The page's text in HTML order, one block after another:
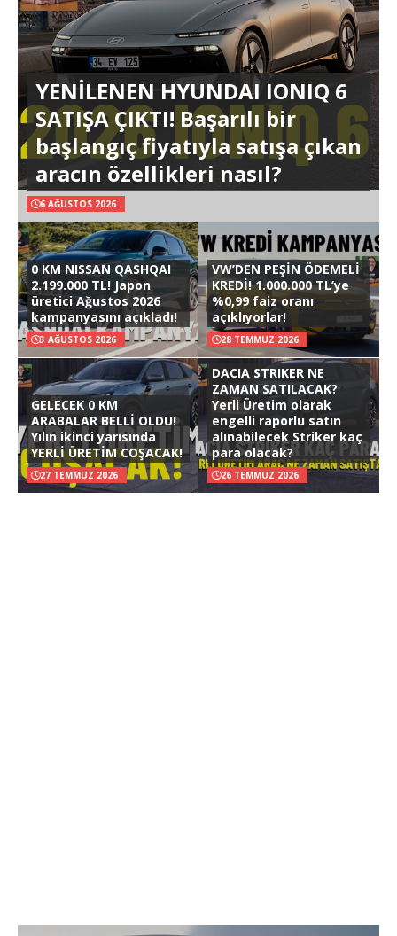
YENİLENEN HYUNDAI IONIQ 6
SATIŞA ÇIKTI! Başarılı bir
başlangıç fiyatıyla satışa çıkan
aracın özellikleri nasıl?
6 AĞUSTOS 2026
0 KM NISSAN QASHQAI
2.199.000 TL! Japon
üretici Ağustos 2026
kampanyasını açıkladı!
3 AĞUSTOS 2026
VW’DEN PEŞİN ÖDEMELİ
KREDİ! 1.000.000 TL’ye
%0,99 faiz oranı
açıklıyorlar!
28 TEMMUZ 2026
GELECEK 0 KM
ARABALAR BELLİ OLDU!
Yılın ikinci yarısında
YERLİ ÜRETİM COŞACAK!
27 TEMMUZ 2026
DACIA STRIKER NE
ZAMAN SATILACAK?
Yerli Üretim olarak
engelli raporlu satın
alınabilecek Striker kaç
para olacak?
26 TEMMUZ 2026